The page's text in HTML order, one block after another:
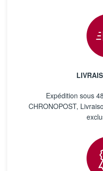
Expédition sous
CHRONOPOST,